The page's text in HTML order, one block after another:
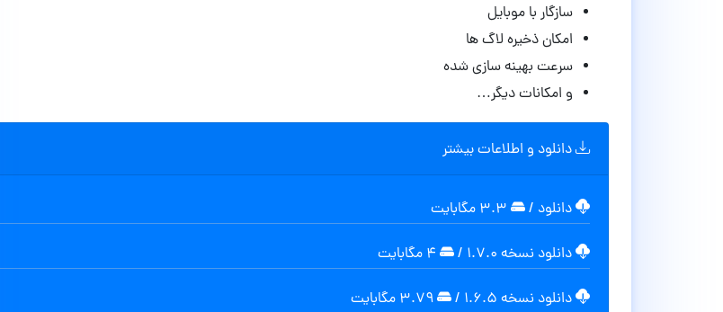
سازگار با موبایل
امکان ذخیره لاگ ها
سرعت بهینه سازی شده
و امکانات دیگر…
دانلود و اطلاعات بیشتر
دانلود /
دانلود نسخه ۱.۷.۰ /
دانلود نسخه ۱.۶.۵ /